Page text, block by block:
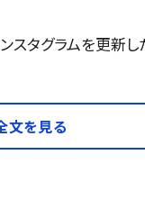
タグラムを更新し
文を見る